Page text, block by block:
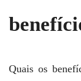
Quais os